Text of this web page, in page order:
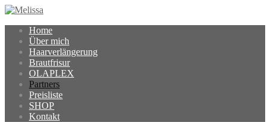
Home
Über mich
Haarverlängerung
Brautfrisur
OLAPLEX
Partners
Preisliste
SHOP
Kontakt